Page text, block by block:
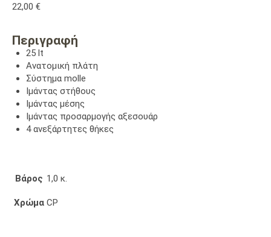
22,00 €
Περιγραφή
25 lt
Ανατομική πλάτη
Σύστημα molle
Ιμάντας στήθους
Ιμάντας μέσης
Ιμάντας προσαρμογής αξεσουάρ
4 ανεξάρτητες θήκες
Βάρος 1,0 κ.
Χρώμα CP